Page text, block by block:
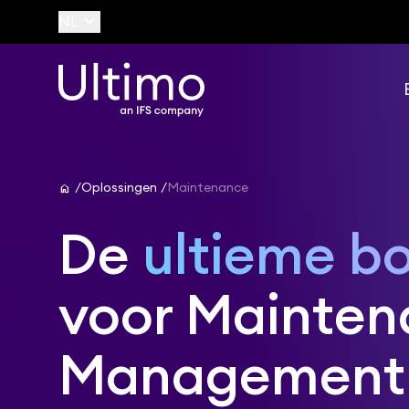
home Oplossingen Maintenance
De ultieme
voor
Management